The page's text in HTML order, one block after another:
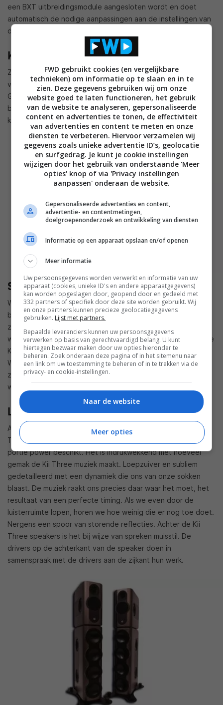
een BXT uitbreidingsmodule aangesloten wordt en doet
automatisch de nodige aanpassingen aan de instellingen van
de software.
Kleurencombinaties
Zowel het Kii Three System als het Kii Three BXT System is
verkrijgbaar in de standaard kleuren High Gloss White en
Graphite Satin Metallic. Ook andere kleuren zijn optioneel
beschikbaar, net zoals de combinatie van verschillende
kleuren.
Set-up
We hebben het Kii Three System met BXT-module beluisterd
bij Hifi Corner in Antwerpen. Over de set-up kunnen we kort
zijn. Meer dan een Bluesound Node muziekstreamer hadden
we niet nodig om muziek te maken. Over de opstelling van de
Kii Three moesten we ons geen zorgen maken. Het Active
Wave Focussing Filter houdt de luisterruimte onder controle
zodat er nauwelijks met de speakers geschuifeld moet
worden.
Luisteren
Al van bij de eerste noten wordt het duidelijk dat de Kii
Three, zonder BXT uitbreidingsmodule, over een behoorlijke
portie power beschikt. Het is indrukwekkend met hoeveel
gemak de Kii Three muziek maakt. Loepzuiver en subliem
gedetailleerd met een dynamiek die ons van onze sokken
blaast. De muziek raakt ons precies daar waar het moet, het
resultaat van een perfecte timing. Als we even door de
luisterruimte lopen, horen we hoe weinig die er nog toe doet.
Nergens een spoor van storende reflecties. Achter de Kii
Three speakers is het bij wijze van spreken muisstil. De
drivers op de achterkant van de speaker doen in
samenspraak met de drivers aan de zijkant hun werk.
FWD gebruikt cookies (en vergelijkbare
technieken) om informatie op te slaan en in te
zien. Deze gegevens gebruiken wij om onze
website goed te laten functioneren, het gebruik
van de website te analyseren, gepersonaliseerde
content en advertenties te tonen, de effectiviteit
van advertenties en content te meten en onze
diensten te verbeteren. Hiervoor verzamelen wij
gegevens zoals unieke advertentie ID’s, geolocatie
en surfgedrag. Je kunt je cookie instellingen
wijzigen door het gebruik van onderstaande 'Meer
opties' knop of via 'Privacy instellingen
aanpassen' onderaan de website.
Gepersonaliseerde advertenties en content,
advertentie- en contentmetingen,
doelgroepenonderzoek en ontwikkeling van diensten
Informatie op een apparaat opslaan en/of openen
Meer informatie
Uw persoonsgegevens worden verwerkt en informatie van uw
apparaat (cookies, unieke ID's en andere apparaatgegevens)
kan worden opgeslagen door, geopend door en gedeeld met
332 partners of specifiek door deze site worden gebruikt. Wij
en onze partners kunnen precieze geolocatiegegevens
gebruiken. Lijst met partners.
Bepaalde leveranciers kunnen uw persoonsgegevens
verwerken op basis van gerechtvaardigd belang. U kunt
hiertegen bezwaar maken door uw opties hieronder te
beheren. Zoek onderaan deze pagina of in het sitemenu naar
een link om uw toestemming te beheren of in te trekken via de
privacy- en cookie-instellingen.
Naar de website
Meer opties